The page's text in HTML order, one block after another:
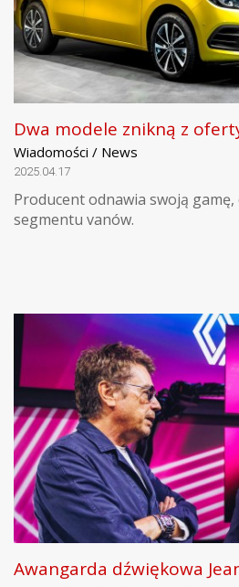
Dwa modele znikną z
Wiadomości / News
2025.04.17
Producent odnawia swoją
segmentu vanów.
Awangarda dźwiękowa